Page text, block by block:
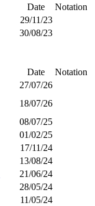
Date
Notation
29/11/23
30/08/23
Date
Notation
27/07/26
18/07/26
08/07/25
01/02/25
17/11/24
13/08/24
21/06/24
28/05/24
11/05/24